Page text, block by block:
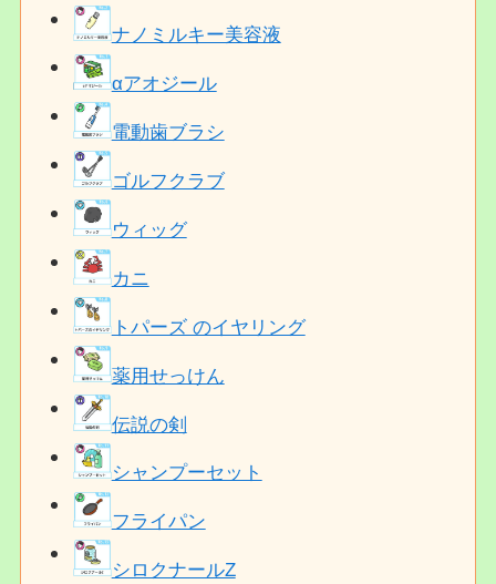
ナノミルキー美容液
αアオジール
電動歯ブラシ
ゴルフクラブ
ウィッグ
カニ
トパーズ のイヤリング
薬用せっけん
伝説の剣
シャンプーセット
フライパン
シロクナールZ